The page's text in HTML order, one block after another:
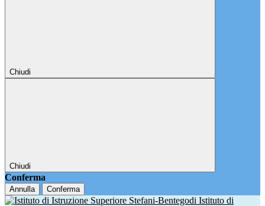
Chiudi
Chiudi
Conferma
Annulla Conferma
Istituto di